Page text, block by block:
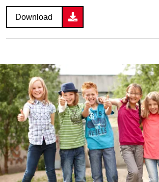
Download